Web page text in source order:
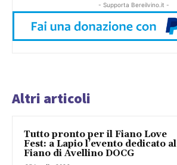
- Supporta Bereilvino.it -
Altri articoli
Tutto pronto per il Fiano Love
Fest: a Lapio l’evento dedicato al
Fiano di Avellino DOCG